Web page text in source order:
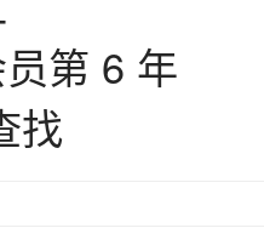
第 6 年
找